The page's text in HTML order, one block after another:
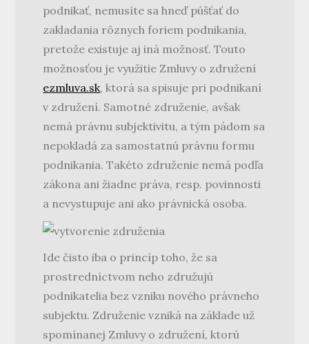
podnikať, nemusíte sa hneď púšťať do
zakladania rôznych foriem podnikania,
pretože existuje aj iná možnosť. Touto
možnosťou je využitie Zmluvy o združení
ezmluva.sk, ktorá sa spisuje pri podnikaní
v združení. Samotné združenie, avšak
nemá právnu subjektivitu, a tým pádom sa
nepokladá za samostatnú právnu formu
podnikania. Takéto združenie nemá podľa
zákona ani žiadne práva, resp. povinnosti
a nevystupuje ani ako právnická osoba.
Ide čisto iba o princíp toho, že sa
prostredníctvom neho združujú
podnikatelia bez vzniku nového právneho
subjektu. Združenie vzniká na základe už
spomínanej Zmluvy o združení, ktorú